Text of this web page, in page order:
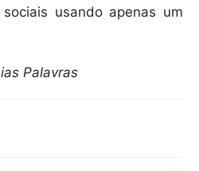
usando apenas um
Palavras